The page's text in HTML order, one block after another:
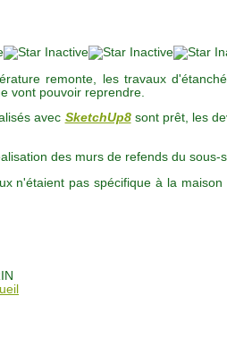
remonte, les travaux
vont pouvoir reprendre.
avec SketchUp8sont prêt, les
des murs de refends du
n'étaient pas spécifique à la